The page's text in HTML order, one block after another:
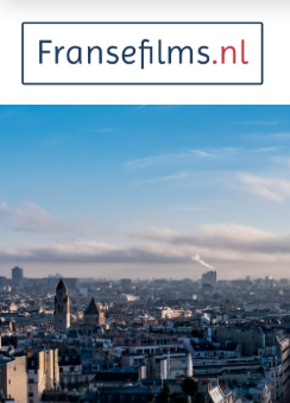
Animatie
Documentaire
Drama
Fantasy
Horror